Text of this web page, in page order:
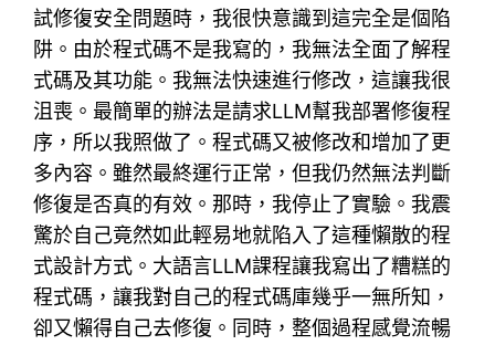
試修復安全問題時，我很快意識到這完全是個陷
阱。由於程式碼不是我寫的，我無法全面了解程
式碼及其功能。我無法快速進行修改，這讓我很
沮喪。最簡單的辦法是請求LLM幫我部署修復程
序，所以我照做了。程式碼又被修改和增加了更
多內容。雖然最終運行正常，但我仍然無法判斷
修復是否真的有效。那時，我停止了實驗。我震
驚於自己竟然如此輕易地就陷入了這種懶散的程
式設計方式。大語言LLM課程讓我寫出了糟糕的
程式碼，讓我對自己的程式碼庫幾乎一無所知，
卻又懶得自己去修復。同時，整個過程感覺流暢